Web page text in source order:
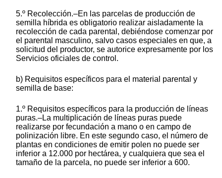
5.º Recolección.–En las parcelas de producción de
semilla híbrida es obligatorio realizar aisladamente la
recolección de cada parental, debiéndose comenzar por
el parental masculino, salvo casos especiales en que, a
solicitud del productor, se autorice expresamente por los
Servicios oficiales de control.
b) Requisitos específicos para el material parental y
semilla de base:
1.º Requisitos específicos para la producción de líneas
puras.–La multiplicación de líneas puras puede
realizarse por fecundación a mano o en campo de
polinización libre. En este segundo caso, el número de
plantas en condiciones de emitir polen no puede ser
inferior a 12.000 por hectárea, y cualquiera que sea el
tamaño de la parcela, no puede ser inferior a 600.